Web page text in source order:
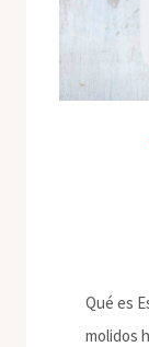
Qué es
molidos